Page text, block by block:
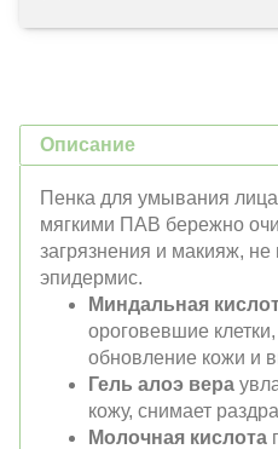
Описание
Пенка для умывания
мягкими ПАВ бережно
загрязнения и макияж,
эпидермис.
Миндальная
ороговевшие
обновление кожи и
Гель алоэ вера
кожу, снимает
Молочная кислота